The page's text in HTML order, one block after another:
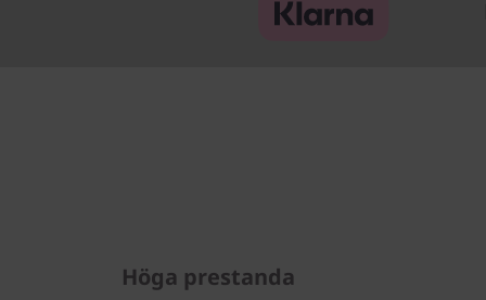
Höga prestanda